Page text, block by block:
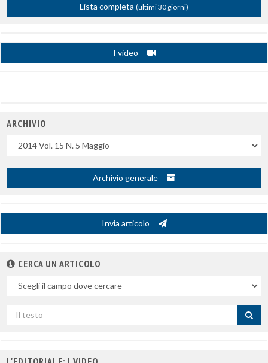
Lista completa (ultimi 30 giorni)
I video
ARCHIVIO
Uscite
Archivio generale
Invia articolo
CERCA UN ARTICOLO
Nel
Cerca